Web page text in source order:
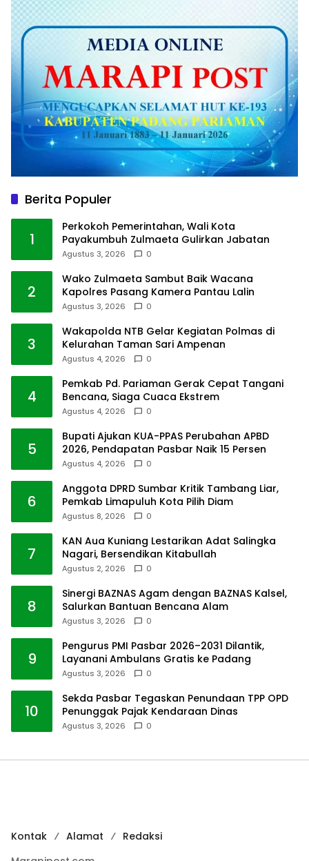
Berita Populer
1
Perkokoh Pemerintahan, Wali Kota
Payakumbuh Zulmaeta Gulirkan Jabatan
Agustus 3, 2026 0
2
Wako Zulmaeta Sambut Baik Wacana
Kapolres Pasang Kamera Pantau Lalin
Agustus 3, 2026 0
3
Wakapolda NTB Gelar Kegiatan Polmas di
Kelurahan Taman Sari Ampenan
Agustus 4, 2026 0
4
Pemkab Pd. Pariaman Gerak Cepat Tangani
Bencana, Siaga Cuaca Ekstrem
Agustus 4, 2026 0
5
Bupati Ajukan KUA-PPAS Perubahan APBD
2026, Pendapatan Pasbar Naik 15 Persen
Agustus 4, 2026 0
6
Anggota DPRD Sumbar Kritik Tambang Liar,
Pemkab Limapuluh Kota Pilih Diam
Agustus 8, 2026 0
7
KAN Aua Kuniang Lestarikan Adat Salingka
Nagari, Bersendikan Kitabullah
Agustus 2, 2026 0
8
Sinergi BAZNAS Agam dengan BAZNAS Kalsel,
Salurkan Bantuan Bencana Alam
Agustus 3, 2026 0
9
Pengurus PMI Pasbar 2026–2031 Dilantik,
Layanani Ambulans Gratis ke Padang
Agustus 3, 2026 0
10
Sekda Pasbar Tegaskan Penundaan TPP OPD
Penunggak Pajak Kendaraan Dinas
Agustus 3, 2026 0
Kontak Alamat
Redaksi